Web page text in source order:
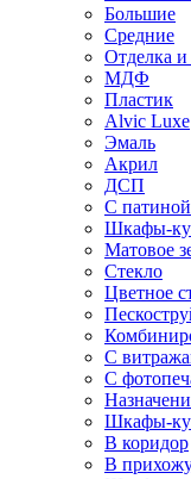
Большие
Средние
Отделка и
МДФ
Пластик
Alvic Luxe
Эмаль
Акрил
ДСП
С патиной
Шкафы-
Матовое
Стекло
Цветное
С
С
Шкафы-
В коридор
В